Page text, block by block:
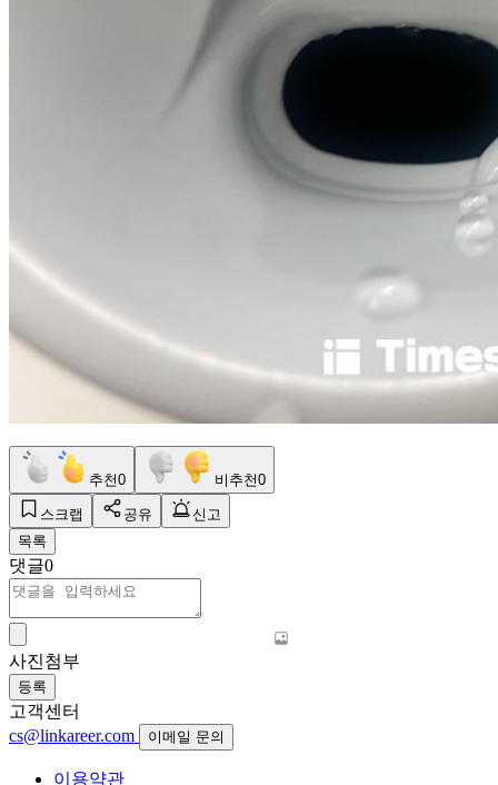
추천0 비추천0
스크랩 공유
신고
목록
댓글0
사진첨부
등록
고객센터
cs@linkareer.com
이메일 문의
이용약관